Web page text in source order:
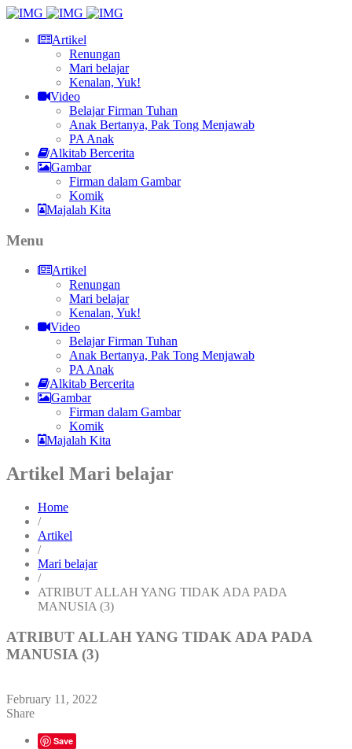
Artikel
Renungan
Mari belajar
Kenalan, Yuk!
Video
Belajar Firman Tuhan
Anak Bertanya, Pak Tong Menjawab
PA Anak
Alkitab Bercerita
Gambar
Firman dalam Gambar
Komik
Majalah Kita
Menu
Artikel
Renungan
Mari belajar
Kenalan, Yuk!
Video
Belajar Firman Tuhan
Anak Bertanya, Pak Tong Menjawab
PA Anak
Alkitab Bercerita
Gambar
Firman dalam Gambar
Komik
Majalah Kita
Artikel Mari belajar
Home
/
Artikel
/
Mari belajar
/
ATRIBUT ALLAH YANG TIDAK ADA PADA
MANUSIA (3)
ATRIBUT ALLAH YANG TIDAK ADA PADA
MANUSIA (3)
February 11, 2022
Share
Save